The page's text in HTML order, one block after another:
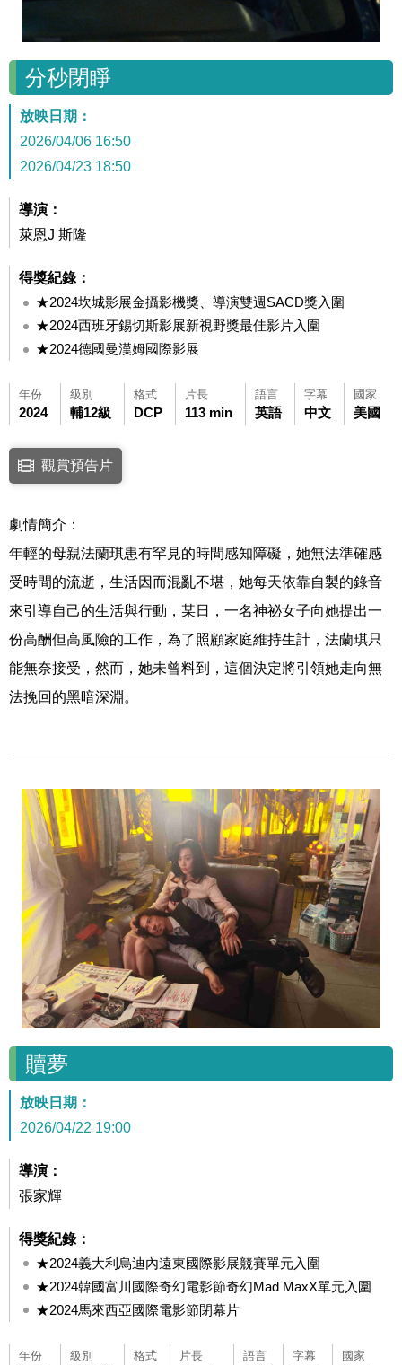
分秒閉睜
放映日期：
2026/04/06 16:50
2026/04/23 18:50
導演：
萊恩J 斯隆
得獎紀錄：
★2024坎城影展金攝影機獎、導演雙週SACD獎入圍
★2024西班牙錫切斯影展新視野獎最佳影片入圍
★2024德國曼漢姆國際影展
年份
2024
級別
輔12級
格式
DCP
片長
113 min
語言
英語
字幕
中文
國家
美國
點擊下列連結開啟視窗後，可使用鍵盤Tab鍵移至影片中央播放鍵，再
連結至Youtube網站觀看此影片(開新視窗)
觀賞預告片
劇情簡介：
年輕的母親法蘭琪患有罕見的時間感知障礙，她無法準確感
受時間的流逝，生活因而混亂不堪，她每天依靠自製的錄音
來引導自己的生活與行動，某日，一名神祕女子向她提出一
份高酬但高風險的工作，為了照顧家庭維持生計，法蘭琪只
能無奈接受，然而，她未曾料到，這個決定將引領她走向無
法挽回的黑暗深淵。
贖夢
放映日期：
2026/04/22 19:00
導演：
張家輝
得獎紀錄：
★2024義大利烏迪內遠東國際影展競賽單元入圍
★2024韓國富川國際奇幻電影節奇幻Mad MaxX單元入圍
★2024馬來西亞國際電影節閉幕片
年份 級別 格式 片長 語言 字幕 國家